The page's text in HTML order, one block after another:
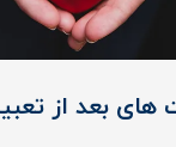
های بعد از